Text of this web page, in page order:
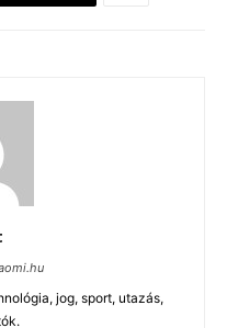
jog, sport, utazás,